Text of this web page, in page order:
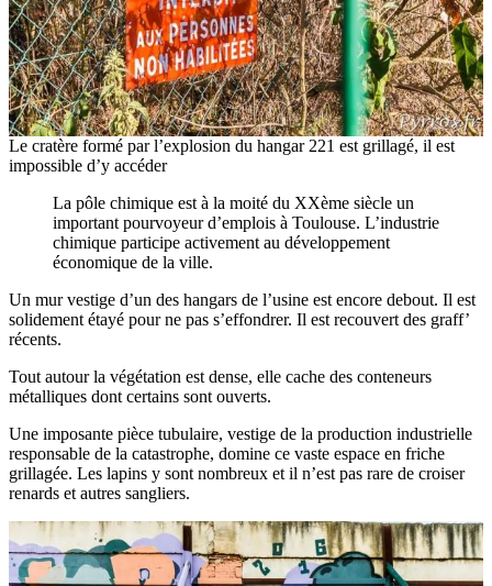
Le cratère formé par l’explosion du hangar 221 est grillagé, il est
impossible d’y accéder
La pôle chimique est à la moité du XXème siècle un
important pourvoyeur d’emplois à Toulouse. L’industrie
chimique participe activement au développement
économique de la ville.
Un mur vestige d’un des hangars de l’usine est encore debout. Il est
solidement étayé pour ne pas s’effondrer. Il est recouvert des graff’
récents.
Tout autour la végétation est dense, elle cache des conteneurs
métalliques dont certains sont ouverts.
Une imposante pièce tubulaire, vestige de la production industrielle
responsable de la catastrophe, domine ce vaste espace en friche
grillagée. Les lapins y sont nombreux et il n’est pas rare de croiser
renards et autres sangliers.